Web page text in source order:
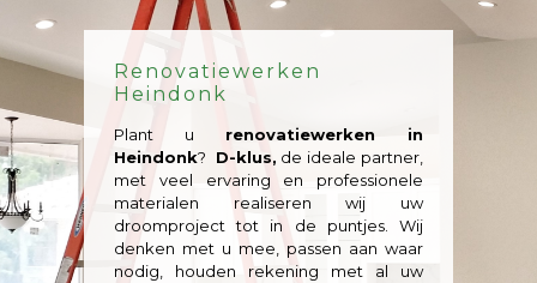
Renovatiewerken
Heindonk
Plant u renovatiewerken in
Heindonk? D-klus, de ideale partner,
met veel ervaring en professionele
materialen realiseren wij uw
droomproject tot in de puntjes. Wij
denken met u mee, passen aan waar
nodig, houden rekening met al uw